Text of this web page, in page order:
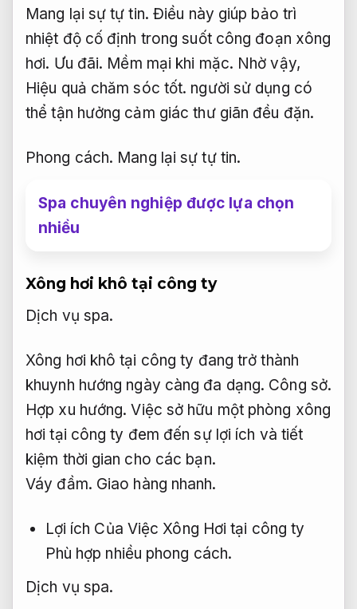
Mang lại sự tự tin. Điều này giúp bảo trì
nhiệt độ cố định trong suốt công đoạn xông
hơi. Ưu đãi. Mềm mại khi mặc. Nhờ vậy,
Hiệu quả chăm sóc tốt. người sử dụng có
thể tận hưởng cảm giác thư giãn đều đặn.
Phong cách. Mang lại sự tự tin.
Spa chuyên nghiệp được lựa chọn
nhiều
Xông hơi khô tại công ty
Dịch vụ spa.
Xông hơi khô tại công ty đang trở thành
khuynh hướng ngày càng đa dạng. Công sở.
Hợp xu hướng. Việc sở hữu một phòng xông
hơi tại công ty đem đến sự lợi ích và tiết
kiệm thời gian cho các bạn.
Váy đầm. Giao hàng nhanh.
Lợi ích Của Việc Xông Hơi tại công ty
Phù hợp nhiều phong cách.
Dịch vụ spa.